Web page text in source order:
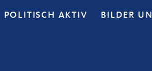
POLITISCH AKTIV BILDER